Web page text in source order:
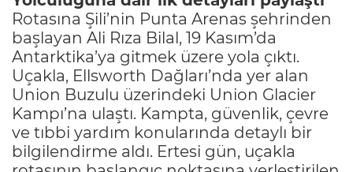
Rotasına Şili’nin Punta Arenas şehrinden
başlayan Ali Rıza Bilal, 19 Kasım’da
Antarktika’ya gitmek üzere yola çıktı.
Uçakla, Ellsworth Dağları’nda yer alan
Union Buzulu üzerindeki Union Glacier
Kampı’na ulaştı. Kampta, güvenlik, çevre
ve tıbbi yardım konularında detaylı bir
bilgilendirme aldı. Ertesi gün, uçakla